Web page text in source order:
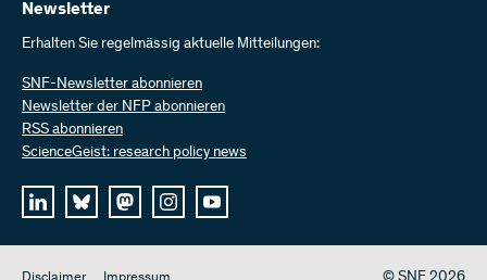
Bei uns arbeiten
Offene Stellen
bewilligten Forschungsprojekten und Förderbeiträgen:
Projektsuche
Newsletter
Erhalten Sie regelmässig aktuelle Mitteilungen:
SNF-Newsletter abonnieren
Newsletter der NFP abonnieren
RSS abonnieren
ScienceGeist: research policy news